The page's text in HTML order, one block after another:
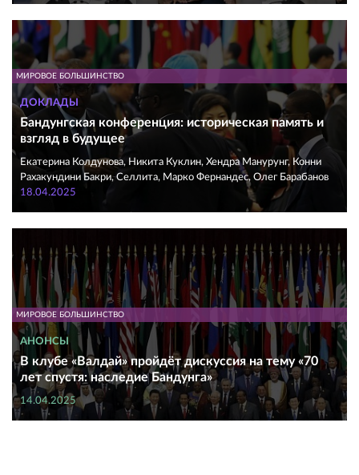
ДОКЛАДЫ
МИРОВОЕ БОЛЬШИНСТВО
Бандунгская конференция: историческая память и
взгляд в будущее
Екатерина Колдунова, Никита Куклин, Хендра Манурунг, Конни
Рахакундини Бакри, Селлита, Марко Фернандес, Олег Барабанов
18.04.2025
АНОНСЫ
МИРОВОЕ БОЛЬШИНСТВО
В клубе «Валдай» пройдёт дискуссия на тему «70
лет спустя: наследие Бандунга»
14.04.2025